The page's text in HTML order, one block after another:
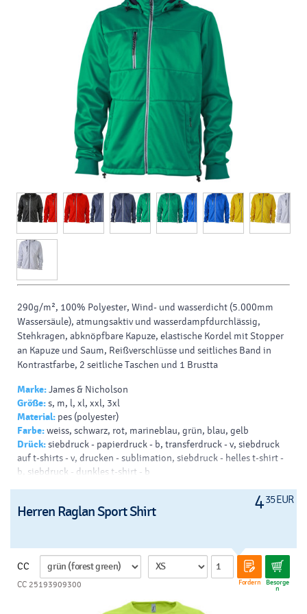
sublimation, siebdruck - helles t-shirt - b, siebdruck - dunkles t-
290g/m², 100% Polyester, Wind- und wasserdicht (5.000mm
Wassersäule), atmungsaktiv und wasserdampfdurchlässig,
Stehkragen, abknöpfbare Kapuze, elastische Kordel mit Stopper
an Kapuze und Saum, Reißverschlüsse und seitliches Band in
Kontrastfarbe, 2 seitliche Taschen und 1 Brustta
Marke:James & Nicholson
Größe:s, m, l, xl, xxl, 3xl
Material: pes (polyester)
Farbe:weiss, schwarz, rot, marineblau, grün, blau, gelb
Drück:siebdruck - papierdruck - b, transferdruck - v, siebdruck
auf t-shirts - v, drucken - sublimation, siebdruck - helles t-shirt -
b, siebdruck - dunkles t-shirt - b
435 EUR
Herren Raglan Sport Shirt
CC
Fordern Besorge
n
CC 25193909300